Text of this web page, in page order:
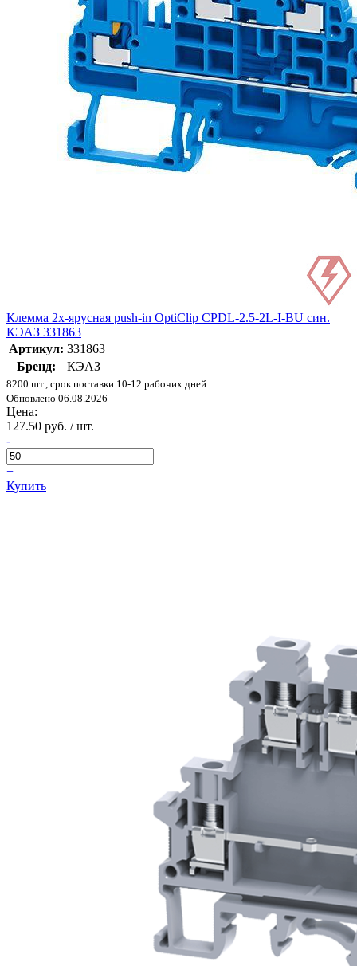
Клемма 2х-ярусная push-in OptiClip CPDL-2.5-2L-I-BU син.
КЭАЗ 331863
Артикул: 331863
Бренд:
КЭАЗ
8200 шт., срок поставки 10-12 рабочих дней
Обновлено 06.08.2026
Цена:
127.50 руб. / шт.
-
+
Купить